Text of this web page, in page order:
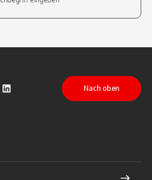
Instagram
auf TikTok
Sparkasse auf LinkedIn
Nach oben